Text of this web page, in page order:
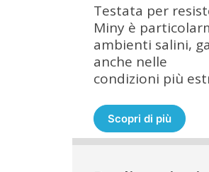
Testata per
Miny è
ambienti salini,
anche nelle
condizioni più
Scopri di più